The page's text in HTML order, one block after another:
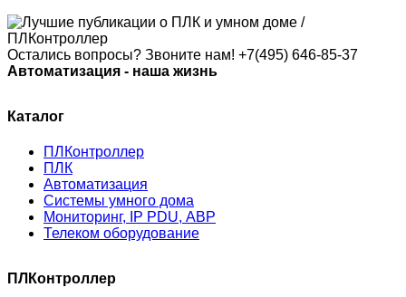
Остались вопросы? Звоните нам! +7(495) 646-85-37
Автоматизация - наша жизнь
Каталог
ПЛКонтроллер
ПЛК
Автоматизация
Системы умного дома
Мониторинг, IP PDU, АВР
Телеком оборудование
ПЛКонтроллер